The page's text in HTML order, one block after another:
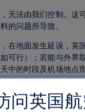
无法由我们控制。这
的问题所导致。
在地面发生延误，英
可行）；若能与外界
中的时段及机场地点
问英国